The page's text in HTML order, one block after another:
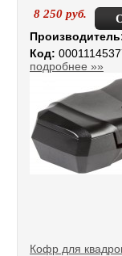
8 250 руб.
Код:
подробнее »»
Кофр для